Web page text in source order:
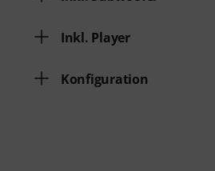
Inkl. Player
Konfiguration